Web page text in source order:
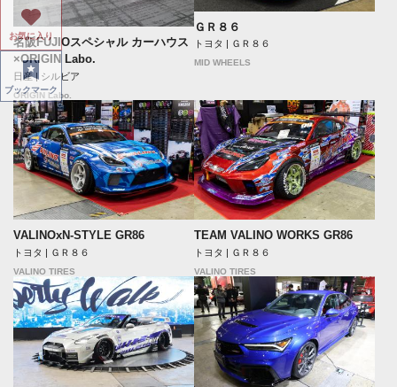
名阪FUJIOスペシャル カーハウス
×ORIGIN Labo.
日産 | シルビア
ORIGIN Labo.
ＧＲ８６
トヨタ | ＧＲ８６
MID WHEELS
VALINOxN-STYLE GR86
トヨタ | ＧＲ８６
VALINO TIRES
TEAM VALINO WORKS GR86
トヨタ | ＧＲ８６
VALINO TIRES
お気に入り
ブックマーク